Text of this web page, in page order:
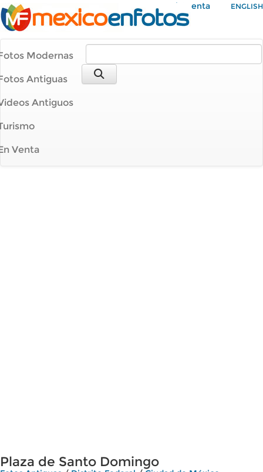
Mi Cuenta ENGLISH
Modernas
Antiguas
Antiguos
Venta
Plaza de Santo Domingo